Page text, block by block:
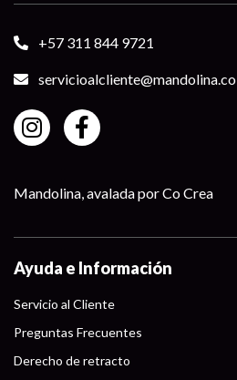
+57 311 844 9721
servicioalcliente@mandolina.co
Mandolina, avalada por Co Crea
Ayuda e Información
Servicio al Cliente
Preguntas Frecuentes
Derecho de retracto